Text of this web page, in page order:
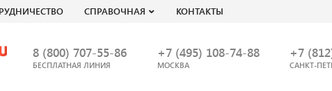
СПРАВОЧНАЯ КОНТАКТЫ
8 (800) 707-55-86
БЕСПЛАТНАЯ ЛИНИЯ
+7 (495) 108-74-88
МОСКВА
+7
САНКТ-